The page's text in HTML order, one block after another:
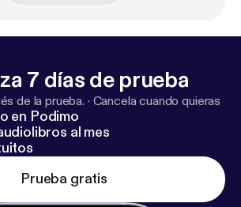
7 días de prueba
de la prueba. · Cancela cuando quieras
en Podimo
al mes
Prueba gratis